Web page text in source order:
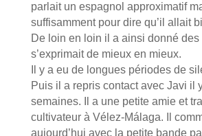
parlait un espagnol approximatif
suffisamment pour dire qu’il allait
De loin en loin il a ainsi donné des
s’exprimait de mieux en mieux.
Il y a eu de longues périodes de
Puis il a repris contact avec Javi il
semaines. Il a une petite amie et
cultivateur à Vélez-Málaga. Il
aujourd’hui avec la petite bande